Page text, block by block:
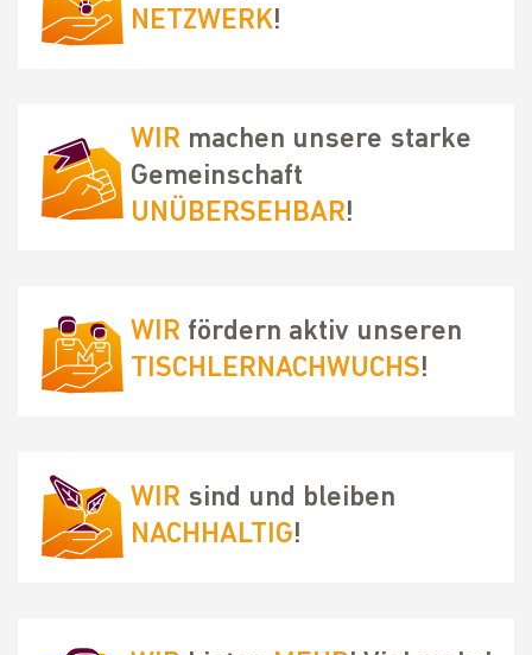
NETZWERK!
WIR machen unsere starke
Gemeinschaft
UNÜBERSEHBAR!
WIR fördern aktiv unseren
TISCHLERNACHWUCHS!
WIR sind und bleiben
NACHHALTIG!